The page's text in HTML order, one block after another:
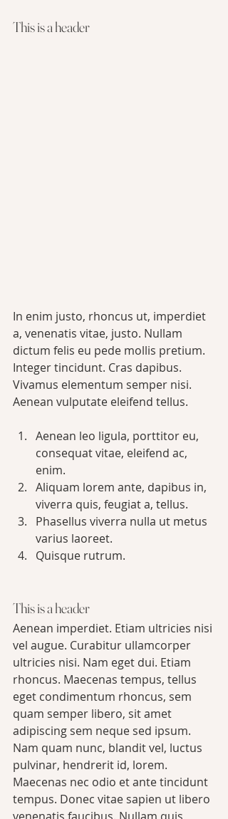
This is a header
In enim justo, rhoncus ut, imperdiet
a, venenatis vitae, justo. Nullam
dictum felis eu pede mollis pretium.
Integer tincidunt. Cras dapibus.
Vivamus elementum semper nisi.
Aenean vulputate eleifend tellus.
Aenean leo ligula, porttitor eu,
consequat vitae, eleifend ac,
enim.
Aliquam lorem ante, dapibus in,
viverra quis, feugiat a, tellus.
Phasellus viverra nulla ut metus
varius laoreet.
Quisque rutrum.
This is a header
Aenean imperdiet. Etiam ultricies nisi
vel augue. Curabitur ullamcorper
ultricies nisi. Nam eget dui. Etiam
rhoncus. Maecenas tempus, tellus
eget condimentum rhoncus, sem
quam semper libero, sit amet
adipiscing sem neque sed ipsum.
Nam quam nunc, blandit vel, luctus
pulvinar, hendrerit id, lorem.
Maecenas nec odio et ante tincidunt
tempus. Donec vitae sapien ut libero